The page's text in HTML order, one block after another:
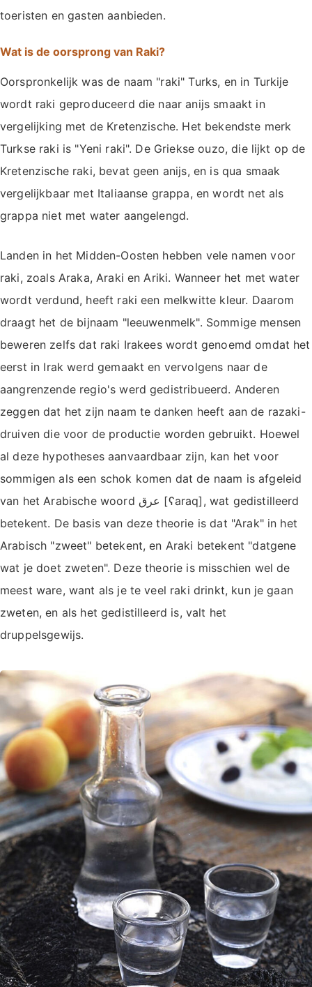
toeristen en gasten aanbieden.
Wat is de oorsprong van Raki?
Oorspronkelijk was de naam "raki" Turks, en in Turkije
wordt raki geproduceerd die naar anijs smaakt in
vergelijking met de Kretenzische. Het bekendste merk
Turkse raki is "Yeni raki". De Griekse ouzo, die lijkt op de
Kretenzische raki, bevat geen anijs, en is qua smaak
vergelijkbaar met Italiaanse grappa, en wordt net als
grappa niet met water aangelengd.
Landen in het Midden-Oosten hebben vele namen voor
raki, zoals Araka, Araki en Ariki. Wanneer het met water
wordt verdund, heeft raki een melkwitte kleur. Daarom
draagt het de bijnaam "leeuwenmelk". Sommige mensen
beweren zelfs dat raki Irakees wordt genoemd omdat het
eerst in Irak werd gemaakt en vervolgens naar de
aangrenzende regio's werd gedistribueerd. Anderen
zeggen dat het zijn naam te danken heeft aan de razaki-
druiven die voor de productie worden gebruikt. Hoewel
al deze hypotheses aanvaardbaar zijn, kan het voor
sommigen als een schok komen dat de naam is afgeleid
van het Arabische woord عرق [ʕaraq], wat gedistilleerd
betekent. De basis van deze theorie is dat "Arak" in het
Arabisch "zweet" betekent, en Araki betekent "datgene
wat je doet zweten". Deze theorie is misschien wel de
meest ware, want als je te veel raki drinkt, kun je gaan
zweten, en als het gedistilleerd is, valt het
druppelsgewijs.